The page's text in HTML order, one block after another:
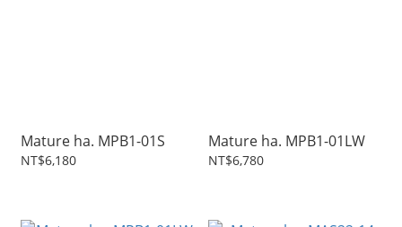
Mature ha. MPB1-01S
NT$6,180
Mature ha. MPB1-01LW
NT$6,780